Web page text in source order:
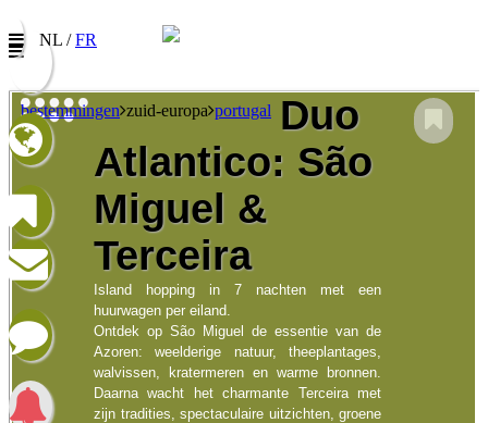
NL /FR
Nieuwsbrief
Vul uw e-mail adres in om onze promoties te
ontvangen
Naam:
E-mail:
Taalkeuze/Langue:
Nederlands
Francophone
bestemmingen zuid-europa portugal
Duo
Atlantico: São
Miguel &
Terceira
Island hopping in 7 nachten met een
huurwagen per eiland.
Ontdek op São Miguel de essentie van de
Azoren: weelderige natuur, theeplantages,
walvissen, kratermeren en warme bronnen.
Daarna wacht het charmante Terceira met
zijn tradities, spectaculaire uitzichten, groene